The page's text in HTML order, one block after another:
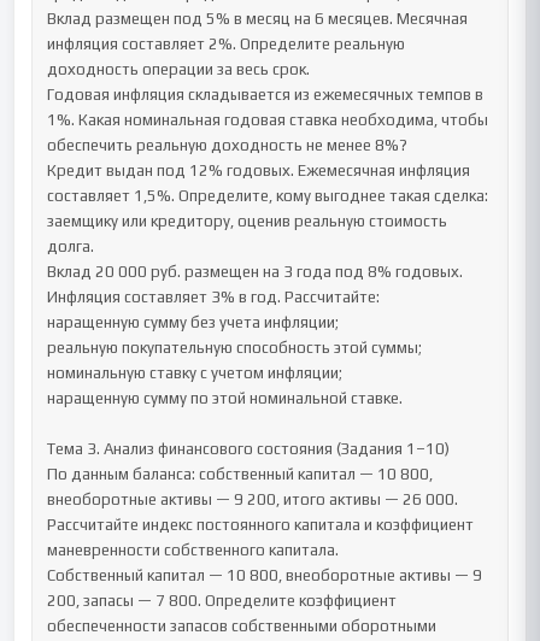
Вклад размещен под 5% в месяц на 6 месяцев. Месячная
инфляция составляет 2%. Определите реальную
доходность операции за весь срок.
Годовая инфляция складывается из ежемесячных темпов в
1%. Какая номинальная годовая ставка необходима, чтобы
обеспечить реальную доходность не менее 8%?
Кредит выдан под 12% годовых. Ежемесячная инфляция
составляет 1,5%. Определите, кому выгоднее такая сделка:
заемщику или кредитору, оценив реальную стоимость
долга.
Вклад 20 000 руб. размещен на 3 года под 8% годовых.
Инфляция составляет 3% в год. Рассчитайте:
наращенную сумму без учета инфляции;
реальную покупательную способность этой суммы;
номинальную ставку с учетом инфляции;
наращенную сумму по этой номинальной ставке.
Тема 3. Анализ финансового состояния (Задания 1–10)
По данным баланса: собственный капитал — 10 800,
внеоборотные активы — 9 200, итого активы — 26 000.
Рассчитайте индекс постоянного капитала и коэффициент
маневренности собственного капитала.
Собственный капитал — 10 800, внеоборотные активы — 9
200, запасы — 7 800. Определите коэффициент
обеспеченности запасов собственными оборотными